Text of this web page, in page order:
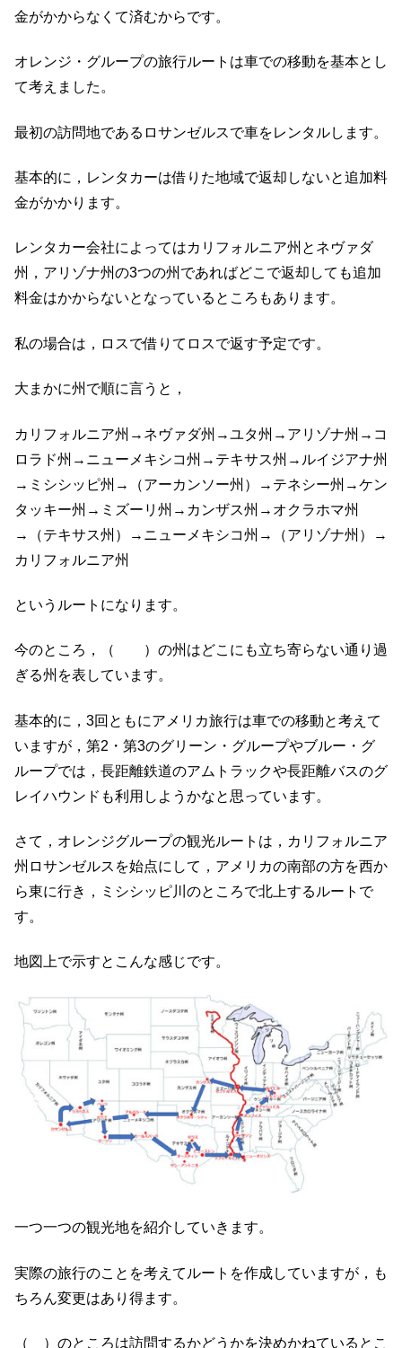
金がかからなくて済むからです。
オレンジ・グループの旅行ルートは車での移動を基本とし
て考えました。
最初の訪問地であるロサンゼルスで車をレンタルします。
基本的に，レンタカーは借りた地域で返却しないと追加料
金がかかります。
レンタカー会社によってはカリフォルニア州とネヴァダ
州，アリゾナ州の3つの州であればどこで返却しても追加
料金はかからないとなっているところもあります。
私の場合は，ロスで借りてロスで返す予定です。
大まかに州で順に言うと，
カリフォルニア州→ネヴァダ州→ユタ州→アリゾナ州→コ
ロラド州→ニューメキシコ州→テキサス州→ルイジアナ州
→ミシシッピ州→（アーカンソー州）→テネシー州→ケン
タッキー州→ミズーリ州→カンザス州→オクラホマ州
→（テキサス州）→ニューメキシコ州→（アリゾナ州）→
カリフォルニア州
というルートになります。
今のところ，（ ）の州はどこにも立ち寄らない通り過
ぎる州を表しています。
基本的に，3回ともにアメリカ旅行は車での移動と考えて
いますが，第2・第3のグリーン・グループやブルー・グ
ループでは，長距離鉄道のアムトラックや長距離バスのグ
レイハウンドも利用しようかなと思っています。
さて，オレンジグループの観光ルートは，カリフォルニア
州ロサンゼルスを始点にして，アメリカの南部の方を西か
ら東に行き，ミシシッピ川のところで北上するルートで
す。
地図上で示すとこんな感じです。
一つ一つの観光地を紹介していきます。
実際の旅行のことを考えてルートを作成していますが，も
ちろん変更はあり得ます。
（ ）のところは訪問するかどうかを決めかねているとこ